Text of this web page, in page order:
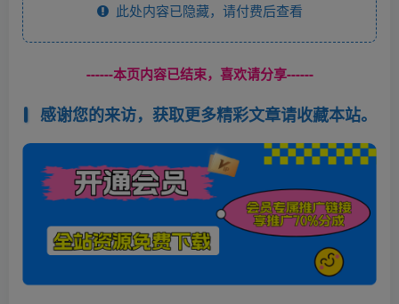
此处内容已隐藏，请付费后查看
------本页内容已结束，喜欢请分享------
感谢您的来访，获取更多精彩文章请收藏本站。